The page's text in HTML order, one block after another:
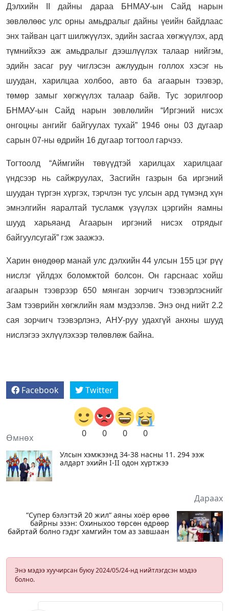
Дэлхийн II дайны дараа БНМАУ-ын Сайд нарын
зөвлөлөөс улс орны амьдралыг дайны үеийн байдлаас
энх тайван цагт шилжүүлэх, эдийн засгаа хөгжүүлэх, ард
түмнийхээ аж амьдралыг дээшлүүлэх талаар нийгэм,
эдийн засаг руу чиглэсэн ажлуудын голлох хэсэг нь
шуудан, харилцаа холбоо, авто ба агаарын тээвэр,
төмөр замыг хөгжүүлэх талаар байв. Тус зорилгоор
БНМАУ-ын Сайд нарын зөвлөлийн “Иргэний нисэх
онгоцны ангийг байгуулах тухай” 1946 оны 03 дугаар
сарын 07-ны өдрийн 16 дугаар тогтоол гарчээ.
Тогтоолд “Аймгийн төвүүдтэй харилцах харилцааг
үндсээр нь сайжруулах, Засгийн газрын ба иргэний
шуудан түргэн хүргэх, тэрчлэн тус улсын ард түмэнд хүн
эмнэлгийн яаралтай тусламж үзүүлэх цэргийн яамны
шууд харьяанд Агаарын иргэний нисэх отрядыг
байгуулсугай” гэж заажээ.
Харин өнөдөөр манай улс дэлхийн 44 улсын 155 цэг рүү
нислэг үйлдэх боломжтой болсон. Он гарснаас хойш
агаарын тээврээр 650 мянган зорчигч тээвэрлэснийг
Зам тээврийн хөгжлийн яам мэдээлэв. Энэ онд нийт 2.2
сая зорчигч тээвэрлэнэ, АНУ-руу удахгүй анхны шууд
нислэгээ эхлүүлэхээр төлөвлөж байна.
Facebook Twitter
0 0 0 0
Өмнөх
Улсын хэмжээнд 34-38 насны 11. 294 ээж
алдарт эхийн I-II одон хүртжээ
Дараах
“Супер бэлэгтэй 20 жил“ аяны хоёр өрөө
байрны эзэн: Охиныхоо төрсөн өдрөөр
байртай болно гэдэг хамгийн том аз завшаан
Энэ мэдээ хуучирсан буюу 2024/05/24-нд нийтлэгдсэн мэдээ
болно.